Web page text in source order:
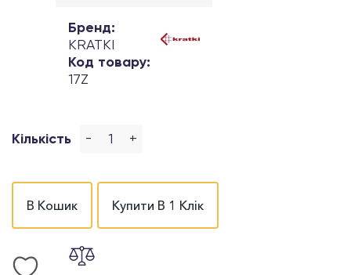
Бренд:
KRATKI
Код товару:
17Z
Кількість - +
В Кошик Купити В 1 Клік